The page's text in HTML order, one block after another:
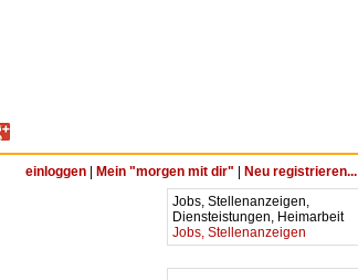
einloggen Mein "morgen mit dir" Neu registrieren...
Jobs, Stellenanzeigen,
Diensteistungen, Heimarbeit
Jobs, Stellenanzeigen